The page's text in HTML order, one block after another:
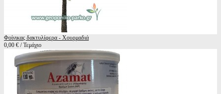
Φοίνικας δακτυλίφερα - Χουρμαδιά
0,00 € / Τεμάχιο